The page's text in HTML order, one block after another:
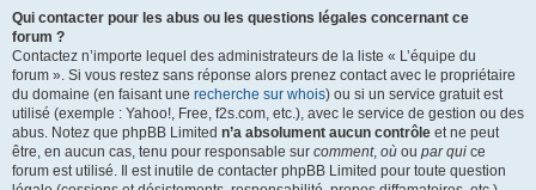
Qui contacter pour les abus ou les questions légales concernant ce
forum ?
Contactez n’importe lequel des administrateurs de la liste « L’équipe du
forum ». Si vous restez sans réponse alors prenez contact avec le propriétaire
du domaine (en faisant une recherche sur whois) ou si un service gratuit est
utilisé (exemple : Yahoo!, Free, f2s.com, etc.), avec le service de gestion ou des
abus. Notez que phpBB Limited n’a absolument aucun contrôle et ne peut
être, en aucun cas, tenu pour responsable sur comment, où ou par qui ce
forum est utilisé. Il est inutile de contacter phpBB Limited pour toute question